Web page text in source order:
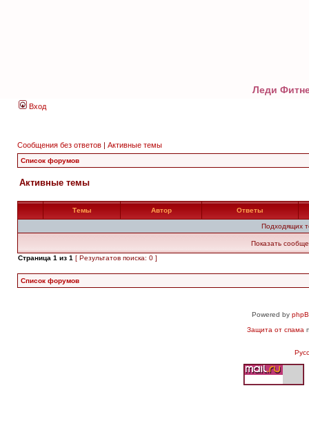
Леди
Вход
Сообщения без ответов | Активные темы
Список форумов
Активные темы
Темы Автор Ответы
Подходящих
Показать
Страница 1 из 1 [ Результатов поиска: 0 ]
Список форумов
Powered by
Защита от спама